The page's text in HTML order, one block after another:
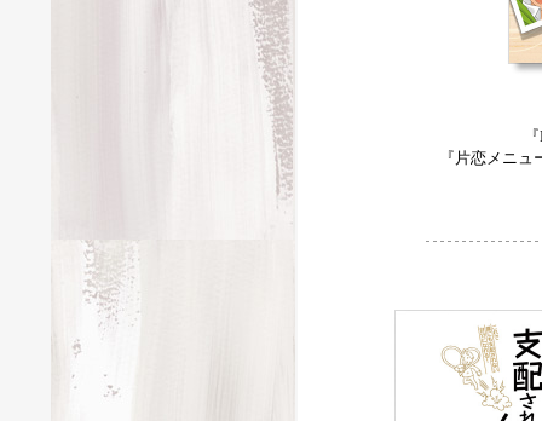
『片恋メニ